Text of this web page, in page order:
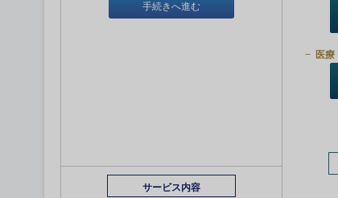
手続きへ進む
サービス内容
医